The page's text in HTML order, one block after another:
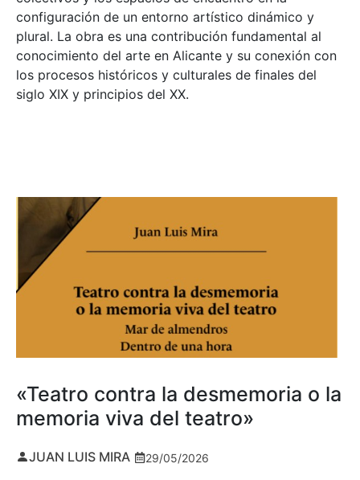
configuración de un entorno artístico dinámico y
plural. La obra es una contribución fundamental al
conocimiento del arte en Alicante y su conexión con
los procesos históricos y culturales de finales del
siglo XIX y principios del XX.
«Teatro contra la desmemoria o la
memoria viva del teatro»
JUAN LUIS MIRA 29/05/2026